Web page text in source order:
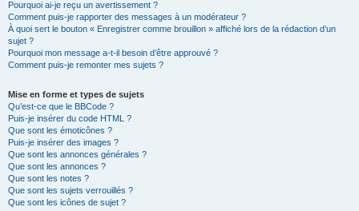
Pourquoi ai-je reçu un avertissement ?
Comment puis-je rapporter des messages à un modérateur ?
À quoi sert le bouton « Enregistrer comme brouillon » affiché lors de la rédaction d’un
sujet ?
Pourquoi mon message a-t-il besoin d’être approuvé ?
Comment puis-je remonter mes sujets ?
Mise en forme et types de sujets
Qu’est-ce que le BBCode ?
Puis-je insérer du code HTML ?
Que sont les émoticônes ?
Puis-je insérer des images ?
Que sont les annonces générales ?
Que sont les annonces ?
Que sont les notes ?
Que sont les sujets verrouillés ?
Que sont les icônes de sujet ?